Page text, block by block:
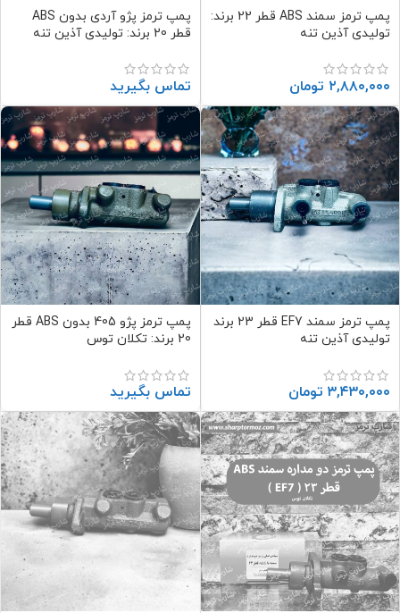
پمپ ترمز سمند ABS قطر 22 برند:
تولیدی آذین تنه
۲,۸۸۰,۰۰۰ تومان
پمپ ترمز پژو آردی بدون ABS
قطر 20 برند: تولیدی آذین تنه
تماس بگیرید
پمپ ترمز سمند EF7 قطر 23 برند
تولیدی آذین تنه
۳,۴۳۰,۰۰۰ تومان
پمپ ترمز پژو 405 بدون ABS قطر
20 برند: تکلان توس
تماس بگیرید